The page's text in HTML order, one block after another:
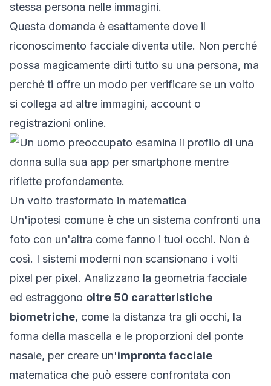
stessa persona nelle immagini.
Questa domanda è esattamente dove il
riconoscimento facciale diventa utile. Non perché
possa magicamente dirti tutto su una persona, ma
perché ti offre un modo per verificare se un volto
si collega ad altre immagini, account o
registrazioni online.
Un volto trasformato in matematica
Un'ipotesi comune è che un sistema confronti una
foto con un'altra come fanno i tuoi occhi. Non è
così. I sistemi moderni non scansionano i volti
pixel per pixel. Analizzano la geometria facciale
ed estraggono oltre 50 caratteristiche
biometriche, come la distanza tra gli occhi, la
forma della mascella e le proporzioni del ponte
nasale, per creare un'impronta facciale
matematica che può essere confrontata con